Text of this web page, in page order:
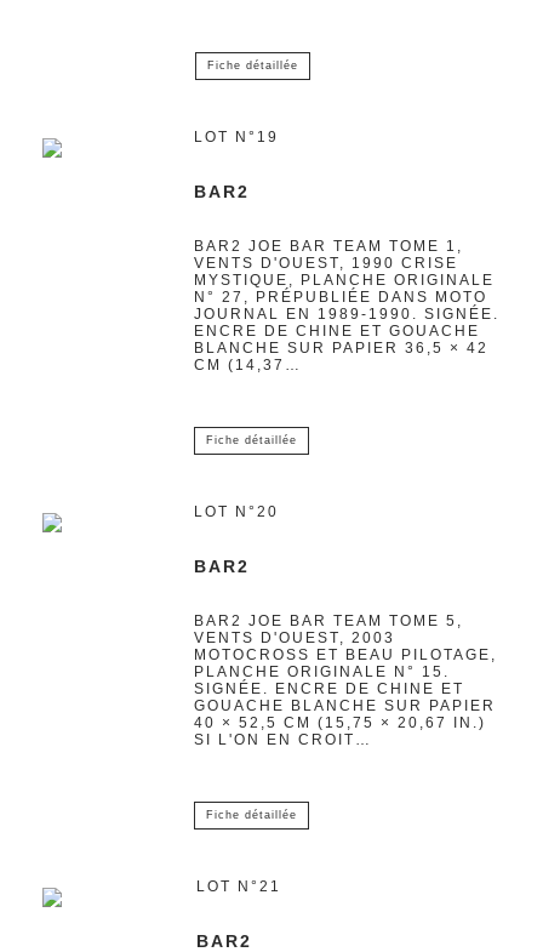
Fiche détaillée
LOT N°19
BAR2
BAR2 JOE BAR TEAM TOME 1,
VENTS D'OUEST, 1990 CRISE
MYSTIQUE, PLANCHE ORIGINALE
N° 27, PRÉPUBLIÉE DANS MOTO
JOURNAL EN 1989-1990. SIGNÉE.
ENCRE DE CHINE ET GOUACHE
BLANCHE SUR PAPIER 36,5 × 42
CM (14,37…
Fiche détaillée
LOT N°20
BAR2
BAR2 JOE BAR TEAM TOME 5,
VENTS D'OUEST, 2003
MOTOCROSS ET BEAU PILOTAGE,
PLANCHE ORIGINALE N° 15.
SIGNÉE. ENCRE DE CHINE ET
GOUACHE BLANCHE SUR PAPIER
40 × 52,5 CM (15,75 × 20,67 IN.)
SI L'ON EN CROIT…
Fiche détaillée
LOT N°21
BAR2